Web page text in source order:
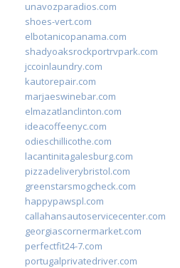
unavozparadios.com
shoes-vert.com
elbotanicopanama.com
shadyoaksrockportrvpark.com
jccoinlaundry.com
kautorepair.com
marjaeswinebar.com
elmazatlanclinton.com
ideacoffeenyc.com
odieschillicothe.com
lacantinitagalesburg.com
pizzadeliverybristol.com
greenstarsmogcheck.com
happypawspl.com
callahansautoservicecenter.com
georgiascornermarket.com
perfectfit24-7.com
portugalprivatedriver.com